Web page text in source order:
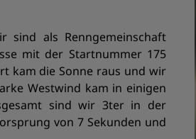
sind als Renngemeinschaft
mit der Startnummer 175
kam die Sonne raus und wir
Westwind kam in einigen
sind wir 3ter in der
von 7 Sekunden und